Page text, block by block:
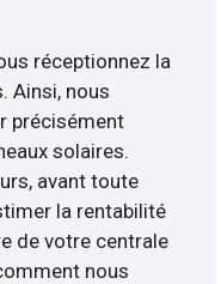
réceptionnez la
Ainsi, nous
précisément
solaires.
avant toute
la rentabilité
de votre centrale
nous